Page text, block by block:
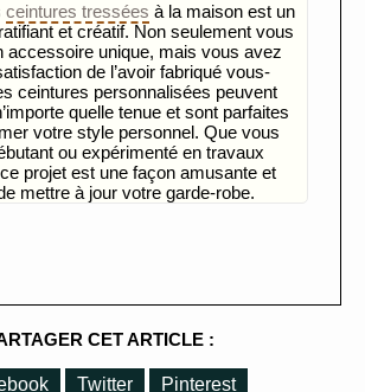
ceintures tressées à la maison est un
et créatif. Non seulement vous
accessoire unique, mais vous avez
de l’avoir fabriqué vous-
ceintures personnalisées peuvent
quelle tenue et sont parfaites
votre style personnel. Que vous
ou expérimenté en travaux
projet est une façon amusante et
mettre à jour votre garde-robe.
CET ARTICLE :
Twitter Pinterest